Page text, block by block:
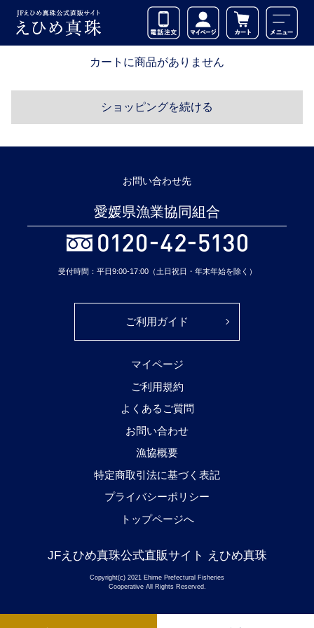
カートに商品がありません
ショッピングを続ける
お問い合わせ先
愛媛県漁業協同組合
受付時間：平日9:00-17:00（土日祝日・年末年始を除く）
ご利用ガイド
マイページ
ご利用規約
よくあるご質問
お問い合わせ
漁協概要
特定商取引法に基づく表記
プライバシーポリシー
トップページへ
JFえひめ真珠公式直販サイト えひめ真珠
Copyright(c) 2021 Ehime Prefectural Fisheries
Cooperative All Rights Reserved.